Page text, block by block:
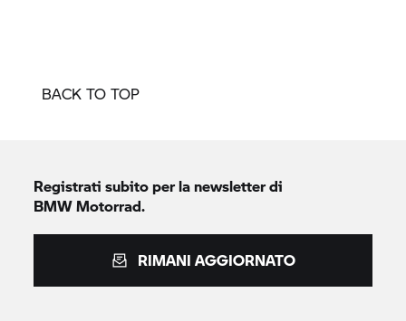
BACK TO TOP
Registrati subito per la newsletter di
BMW Motorrad.
RIMANI AGGIORNATO